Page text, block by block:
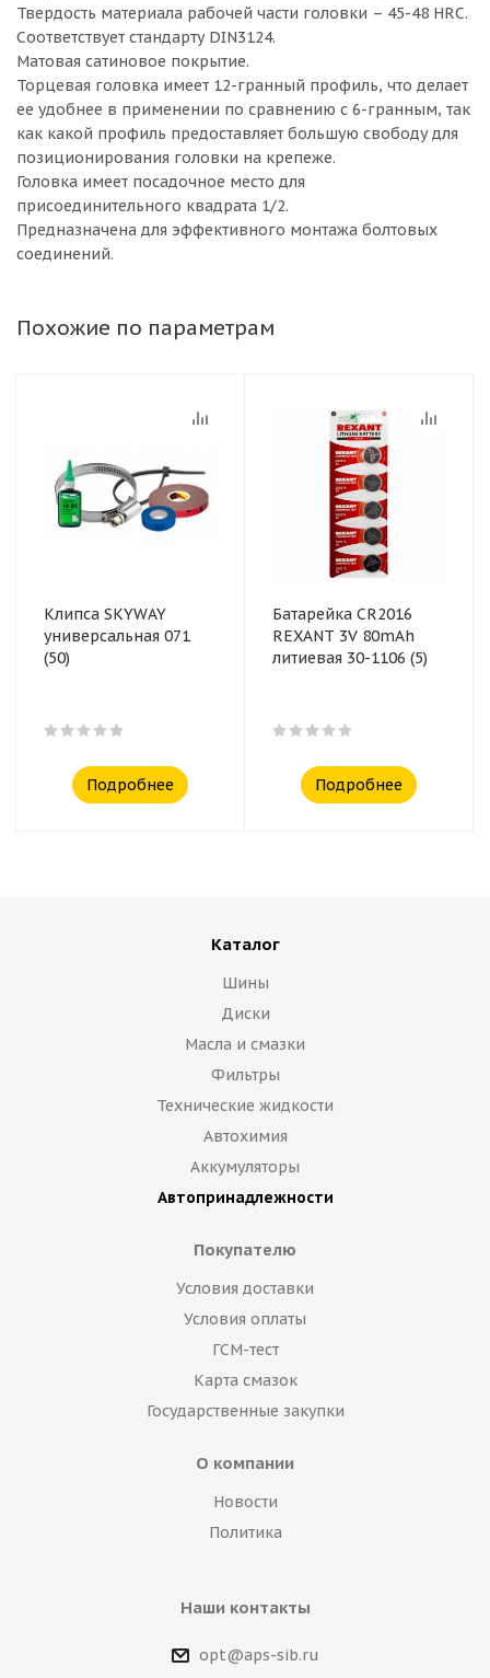
Твердость материала рабочей части головки – 45-48 HRС.
Соответствует стандарту DIN3124.
Матовая сатиновое покрытие.
Торцевая головка имеет 12-гранный профиль, что делает
ее удобнее в применении по сравнению с 6-гранным, так
как какой профиль предоставляет большую свободу для
позиционирования головки на крепеже.
Головка имеет посадочное место для
присоединительного квадрата 1/2.
Предназначена для эффективного монтажа болтовых
соединений.
Похожие по параметрам
Клипса SKYWAY
универсальная 071
(50)
Подробнее
Батарейка CR2016
REXANT 3V 80mAh
литиевая 30-1106 (5)
Подробнее
Каталог
Шины
Диски
Масла и смазки
Фильтры
Технические жидкости
Автохимия
Аккумуляторы
Автопринадлежности
Покупателю
Условия доставки
Условия оплаты
ГСМ-тест
Карта смазок
Государственные закупки
О компании
Новости
Политика
Наши контакты
opt@aps-sib.ru